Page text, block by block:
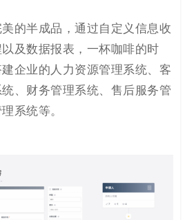
的半成品，通过自定义信息收
及数据报表，一杯咖啡的时
企业的人力资源管理系统、客
、财务管理系统、售后服务管
系统等。